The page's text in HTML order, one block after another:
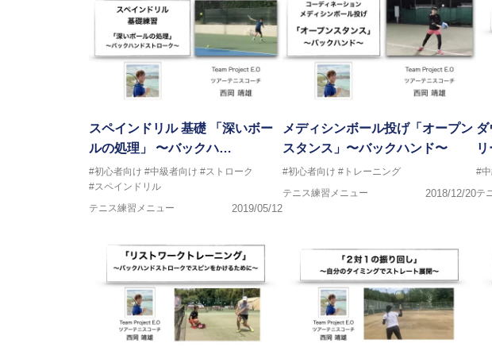
スペインドリル 基礎 「深いボー
ルの処理」 〜バックハ…
#初心者向け #中級者向け #ストローク
#スペインドリル
テニス練習メニュー
2019/05/12
メディシンボール投げ「オープン
スタンス」〜バックハンド〜
#初心者向け #トレーニング
テニス練習メニュー
2018/12/20
ダ
#
テ